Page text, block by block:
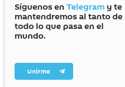
Síguenos en Telegram y te
mantendremos al tanto de
todo lo que pasa en el
mundo.
Unirme